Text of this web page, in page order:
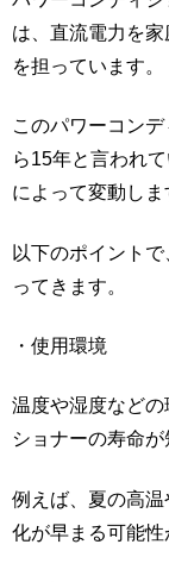
は、直流電力を
を担っています。
このパワーコン
ら15年と言われ
によって変動しま
以下のポイント
ってきます。
・使用環境
温度や湿度など
ショナーの寿命が
例えば、夏の高
化が早まる可能性